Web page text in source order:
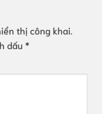
thị công khai.
dấu *